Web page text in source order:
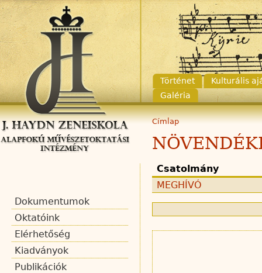
Történet
Kulturális
Galéria
Címlap
Csatolmány
MEGHÍVÓ
Dokumentumok
Oktatóink
Elérhetőség
Kiadványok
Publikációk